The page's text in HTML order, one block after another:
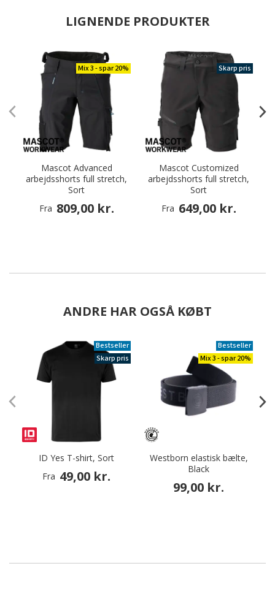
LIGNENDE PRODUKTER
Mix 3 - spar 20%
Mascot Advanced
arbejdsshorts full stretch,
Sort
Fra 809,00 kr.
Skarp pris
Mascot Customized
arbejdsshorts full stretch,
Sort
Fra 649,00 kr.
ANDRE HAR OGSÅ KØBT
Bestseller
Skarp pris
ID Yes T-shirt, Sort
Fra 49,00 kr.
Bestseller
Mix 3 - spar 20%
Westborn elastisk bælte,
Black
99,00 kr.